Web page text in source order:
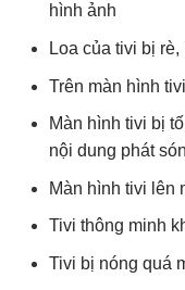
hình ảnh
Loa của tivi bị
Trên màn hình
Màn hình tivi bị
nội dung phát
Màn hình tivi lên
Tivi thông minh
Tivi bị nóng quá